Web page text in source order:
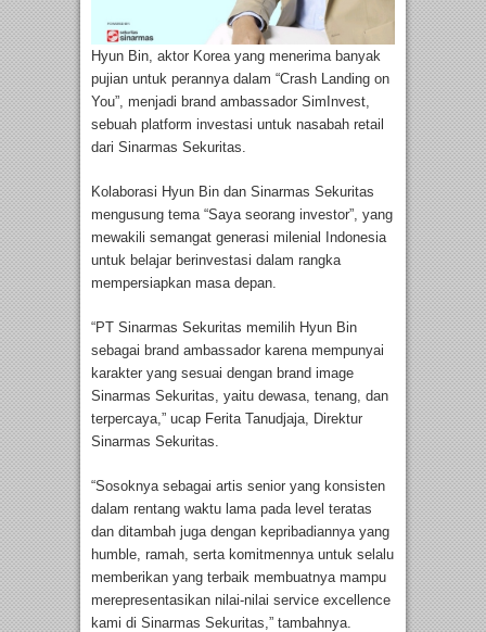
Hyun Bin, aktor Korea yang menerima banyak
pujian untuk perannya dalam “Crash Landing on
You”, menjadi brand ambassador SimInvest,
sebuah platform investasi untuk nasabah retail
dari Sinarmas Sekuritas.
Kolaborasi Hyun Bin dan Sinarmas Sekuritas
mengusung tema “Saya seorang investor”, yang
mewakili semangat generasi milenial Indonesia
untuk belajar berinvestasi dalam rangka
mempersiapkan masa depan.
“PT Sinarmas Sekuritas memilih Hyun Bin
sebagai brand ambassador karena mempunyai
karakter yang sesuai dengan brand image
Sinarmas Sekuritas, yaitu dewasa, tenang, dan
terpercaya,” ucap Ferita Tanudjaja, Direktur
Sinarmas Sekuritas.
“Sosoknya sebagai artis senior yang konsisten
dalam rentang waktu lama pada level teratas
dan ditambah juga dengan kepribadiannya yang
humble, ramah, serta komitmennya untuk selalu
memberikan yang terbaik membuatnya mampu
merepresentasikan nilai-nilai service excellence
kami di Sinarmas Sekuritas,” tambahnya.